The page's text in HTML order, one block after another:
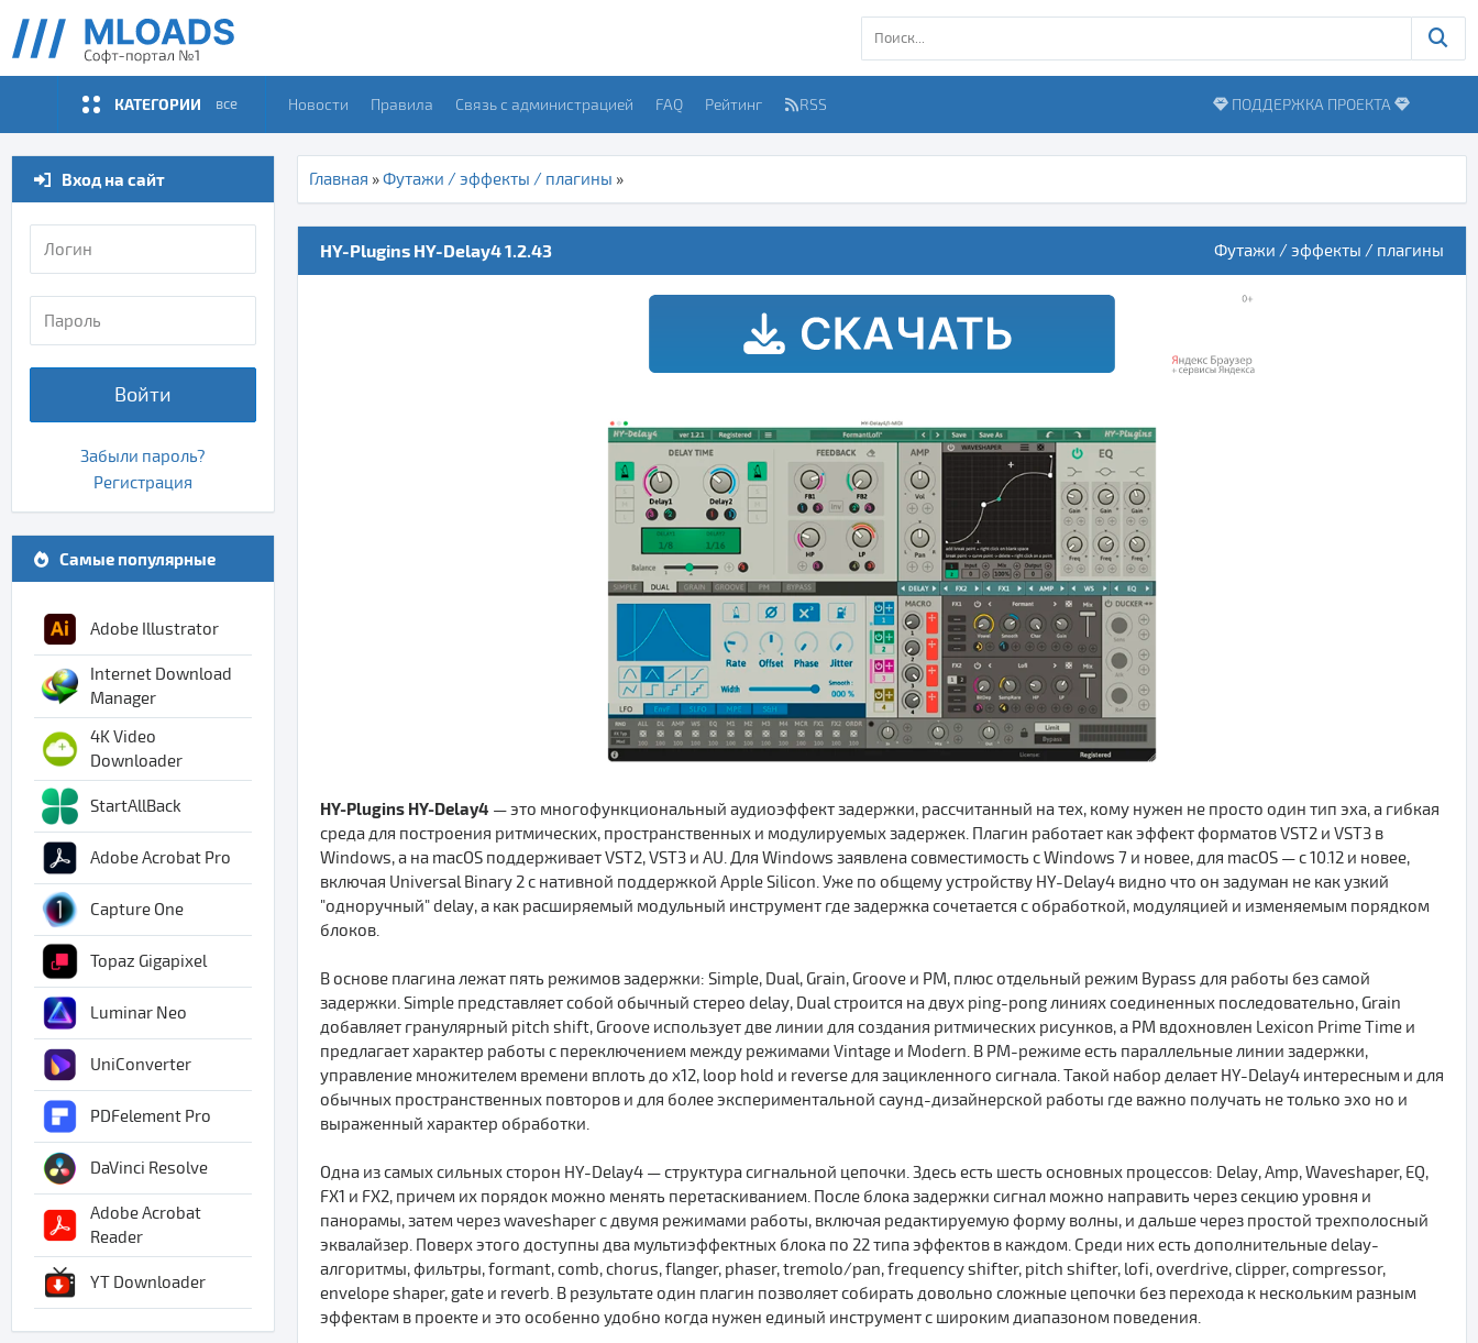
ПОДДЕРЖКА ПРОЕКТА
КАТЕГОРИИ все Новости Правила Связь с администрацией FAQ Рейтинг RSS
Главная »Футажи / эффекты / плагины »
HY-Plugins HY-Delay4 1.2.43 Футажи / эффекты / плагины
HY-Plugins HY-Delay4 — это многофункциональный аудиоэффект задержки, рассчитанный на тех, кому нужен не просто один тип эха, а гибкая
среда для построения ритмических, пространственных и модулируемых задержек. Плагин работает как эффект форматов VST2 и VST3 в
Windows, а на macOS поддерживает VST2, VST3 и AU. Для Windows заявлена совместимость с Windows 7 и новее, для macOS — с 10.12 и новее,
включая Universal Binary 2 с нативной поддержкой Apple Silicon. Уже по общему устройству HY-Delay4 видно что он задуман не как узкий
"одноручный" delay, а как расширяемый модульный инструмент где задержка сочетается с обработкой, модуляцией и изменяемым порядком
блоков.
В основе плагина лежат пять режимов задержки: Simple, Dual, Grain, Groove и PM, плюс отдельный режим Bypass для работы без самой
задержки. Simple представляет собой обычный стерео delay, Dual строится на двух ping-pong линиях соединенных последовательно, Grain
добавляет гранулярный pitch shift, Groove использует две линии для создания ритмических рисунков, а PM вдохновлен Lexicon Prime Time и
предлагает характер работы с переключением между режимами Vintage и Modern. В PM-режиме есть параллельные линии задержки,
управление множителем времени вплоть до x12, loop hold и reverse для зацикленного сигнала. Такой набор делает HY-Delay4 интересным и для
обычных пространственных повторов и для более экспериментальной саунд-дизайнерской работы где важно получать не только эхо но и
выраженный характер обработки.
Одна из самых сильных сторон HY-Delay4 — структура сигнальной цепочки. Здесь есть шесть основных процессов: Delay, Amp, Waveshaper, EQ,
FX1 и FX2, причем их порядок можно менять перетаскиванием. После блока задержки сигнал можно направить через секцию уровня и
панорамы, затем через waveshaper с двумя режимами работы, включая редактируемую форму волны, и дальше через простой трехполосный
эквалайзер. Поверх этого доступны два мультиэффектных блока по 22 типа эффектов в каждом. Среди них есть дополнительные delay-
алгоритмы, фильтры, formant, comb, chorus, flanger, phaser, tremolo/pan, frequency shifter, pitch shifter, lofi, overdrive, clipper, compressor,
envelope shaper, gate и reverb. В результате один плагин позволяет собирать довольно сложные цепочки без перехода к нескольким разным
эффектам в проекте и это особенно удобно когда нужен единый инструмент с широким диапазоном поведения.
Вход на сайт
Войти
Забыли пароль?
Регистрация
Самые популярные
Adobe Illustrator
Internet Download
Manager
4K Video
Downloader
StartAllBack
Adobe Acrobat Pro
Capture One
Topaz Gigapixel
Luminar Neo
UniConverter
PDFelement Pro
DaVinci Resolve
Adobe Acrobat
Reader
YT Downloader